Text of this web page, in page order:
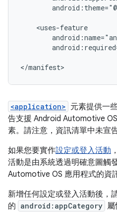
<application> 元素提供一
告支援 Android Automotive
素。請注意，資訊清單中未宣
如果您要實作設定或登入活動
活動是由系統透過明確意圖觸
Automotive OS 應用程式的資
新增任何設定或登入活動後，
的 android:appCategory 屬